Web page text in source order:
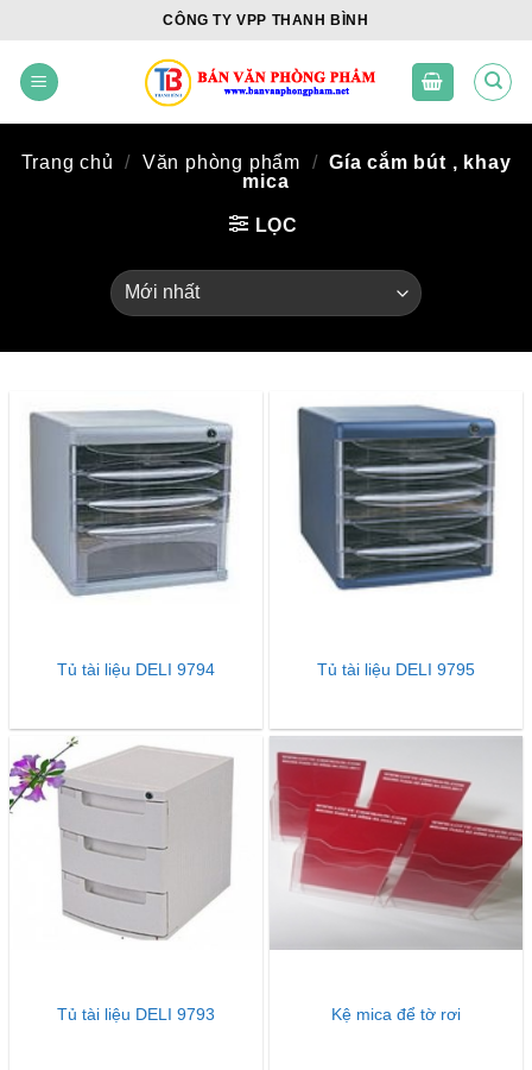
content
CÔNG TY VPP THANH BÌNH
Trang chủ / Văn phòng phẩm / Gía cắm bút , khay
mica
LỌC
Tủ tài liệu DELI 9794 Tủ tài liệu DELI 9795
Tủ tài liệu DELI 9793 Kệ mica để tờ rơi